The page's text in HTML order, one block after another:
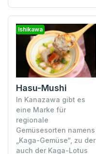
Ishikawa
Hasu-Mushi
In Kanazawa gibt es
eine Marke für
regionale
Gemüsesorten namens
„Kaga-Gemüse“, zu der
auch der Kaga-Lotus